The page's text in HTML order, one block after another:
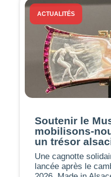
ACTUALITÉS
Soutenir le
mobilisons-
un trésor
Une cagnotte
lancée après le